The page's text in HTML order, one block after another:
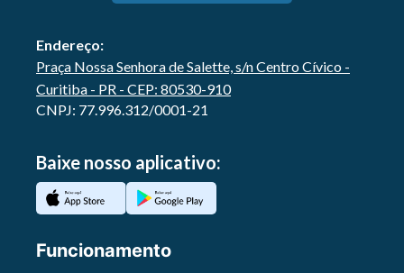
Endereço:
Praça Nossa Senhora de Salette, s/n Centro Cívico -
Curitiba - PR - CEP: 80530-910
CNPJ: 77.996.312/0001-21
Baixe nosso aplicativo:
Funcionamento